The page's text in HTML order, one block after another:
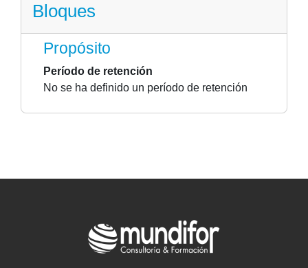
Bloques
Propósito
Período de retención
No se ha definido un período de retención